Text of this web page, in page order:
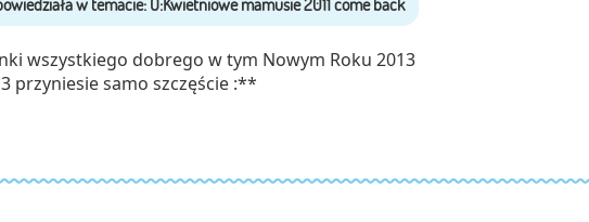
wszystkiego dobrego w tym Nowym Roku 2013
przyniesie samo szczęście :**